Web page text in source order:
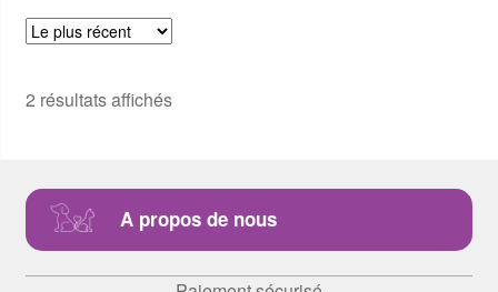
2 résultats affichés
A propos de nous